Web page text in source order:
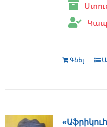
Կապ
Գնել